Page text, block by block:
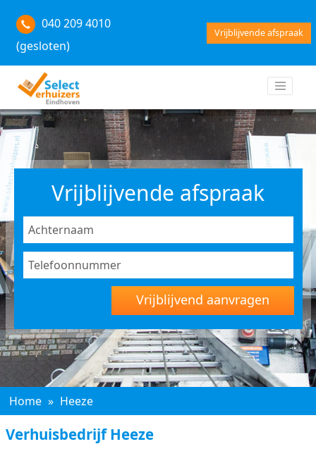
040 209 4010
(gesloten)
Vrijblijvende afspraak
Vrijblijvende afspraak
Vrijblijvend aanvragen
Home » Heeze
Verhuisbedrijf Heeze